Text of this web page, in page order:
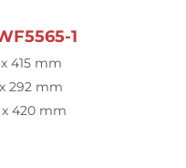
1
415 mm
292 mm
420 mm